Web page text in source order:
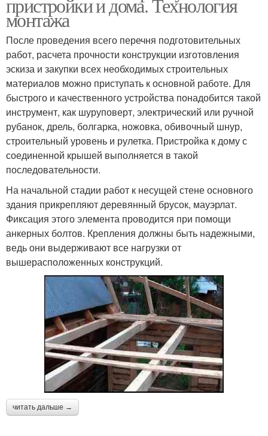
монтажа
После проведения всего перечня подготовительных
работ, расчета прочности конструкции изготовления
эскиза и закупки всех необходимых строительных
материалов можно приступать к основной работе. Для
быстрого и качественного устройства понадобится такой
инструмент, как шуруповерт, электрический или ручной
рубанок, дрель, болгарка, ножовка, обивочный шнур,
строительный уровень и рулетка. Пристройка к дому с
соединенной крышей выполняется в такой
последовательности.
На начальной стадии работ к несущей стене основного
здания прикрепляют деревянный брусок, мауэрлат.
Фиксация этого элемента проводится при помощи
анкерных болтов. Крепления должны быть надежными,
ведь они выдерживают все нагрузки от
вышерасположенных конструкций.
читать дальше →